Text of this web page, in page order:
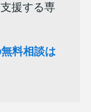
援する専
料相談は